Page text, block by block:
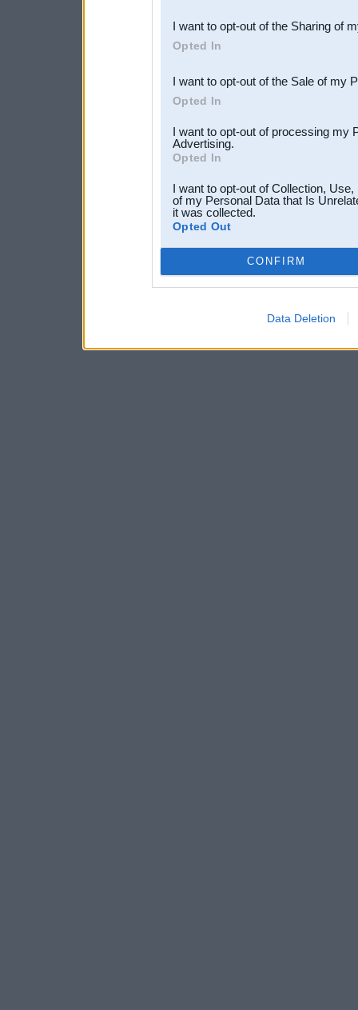
Downstream Participants
third parties.
I want to opt-out of the Sharing of
Opted In
I want to opt-out of the Sale of my
Opted In
I want to opt-out of processing my
Advertising.
Opted In
I want to opt-out of Collection,
of my Personal Data that Is
it was collected.
Opted Out
CONFIRM
Data Deletion